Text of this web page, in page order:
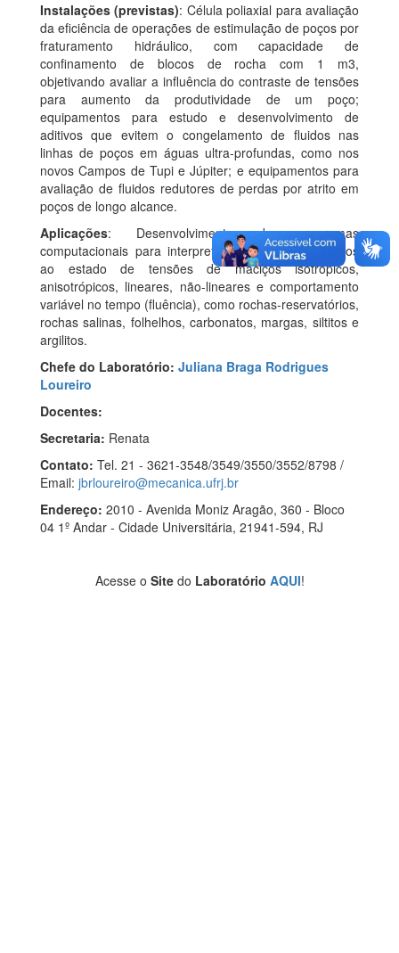
Instalações (previstas): Célula poliaxial para avaliação
da eficiência de operações de estimulação de poços por
fraturamento hidráulico, com capacidade de
confinamento de blocos de rocha com 1 m3,
objetivando avaliar a influência do contraste de tensões
para aumento da produtividade de um poço;
equipamentos para estudo e desenvolvimento de
aditivos que evitem o congelamento de fluidos nas
linhas de poços em águas ultra-profundas, como nos
novos Campos de Tupi e Júpiter; e equipamentos para
avaliação de fluidos redutores de perdas por atrito em
poços de longo alcance.
Aplicações: Desenvolvimento de programas
computacionais para interpretação de dados relativos
ao estado de tensões de maciços isotrópicos,
anisotrópicos, lineares, não-lineares e comportamento
variável no tempo (fluência), como rochas-reservatórios,
rochas salinas, folhelhos, carbonatos, margas, siltitos e
argilitos.
Chefe do Laboratório: Juliana Braga Rodrigues
Loureiro
Docentes:
Secretaria: Renata
Contato: Tel. 21 - 3621-3548/3549/3550/3552/8798 /
Email: jbrloureiro@mecanica.ufrj.br
Endereço: 2010 - Avenida Moniz Aragão, 360 - Bloco
04 1º Andar - Cidade Universitária, 21941-594, RJ
Acesse o Sitedo Laboratório AQUI!